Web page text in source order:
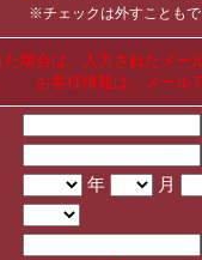
※チェックは外すことも
場合は、入力されたメ
お客様情報は、メール
年
月